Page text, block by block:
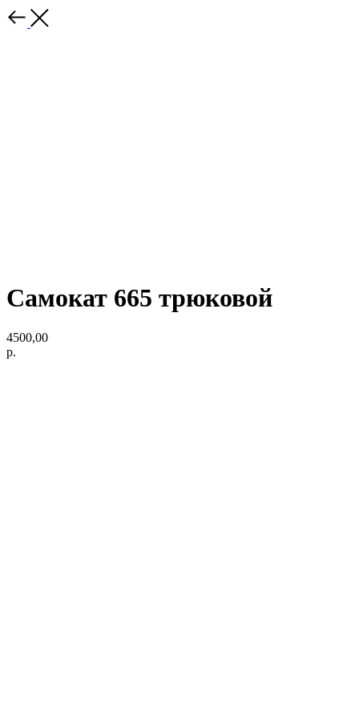
Самокат 665 трюковой
4500,00
р.